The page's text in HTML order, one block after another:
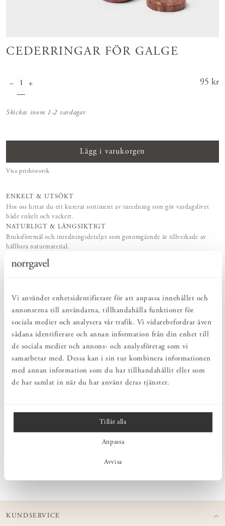
Vi använder enhetsidentifierare för att anpassa innehållet och
annonserna till användarna, tillhandahålla funktioner för
sociala medier och analysera vår trafik. Vi vidarebefordrar även
sådana identifierare och annan information från din enhet till
de sociala medier och annons- och analysföretag som vi
samarbetar med. Dessa kan i sin tur kombinera informationen
med annan information som du har tillhandahållit eller som
de har samlat in när du har använt deras tjänster.
Tillåt alla
Anpassa
Avvisa
CEDERRINGAR FÖR GALGE
Pris:
95 kr
Skickas inom 1-2 vardagar
Lägg i varukorgen
Visa prishistorik
ENKELT & UTSÖKT
Hos oss hittar du ett kurerat sortiment av inredning som gör vardagslivet
både enkelt och vackert.
NATURLIGT & LÅNGSIKTIGT
Bruksföremål och inredningsdetaljer som genomgående är tillverkade av
hållbara naturmaterial.
HARMONISK HELHET
Inredningsdetaljer som kompletterar möblerna och skapar en harmonisk
PRODUKTBESKRIVNING
Cederringar från Iris Hantverk är tillverkade i obehandlat
rödcederträ och levereras i förpackning om 10 stycken. Rödceder
kan användas för att fräscha upp klädkammaren eller garderoben
och fungerar som ett naturligt skydd mot skadeinsekter. Ringarna
direkt på kläder då träet kan lämna fettfläckar. När doften börjar
avta kan träets yta enkelt fräschas upp med lätt slipning med fint
MÅTT
KUNDSERVICE